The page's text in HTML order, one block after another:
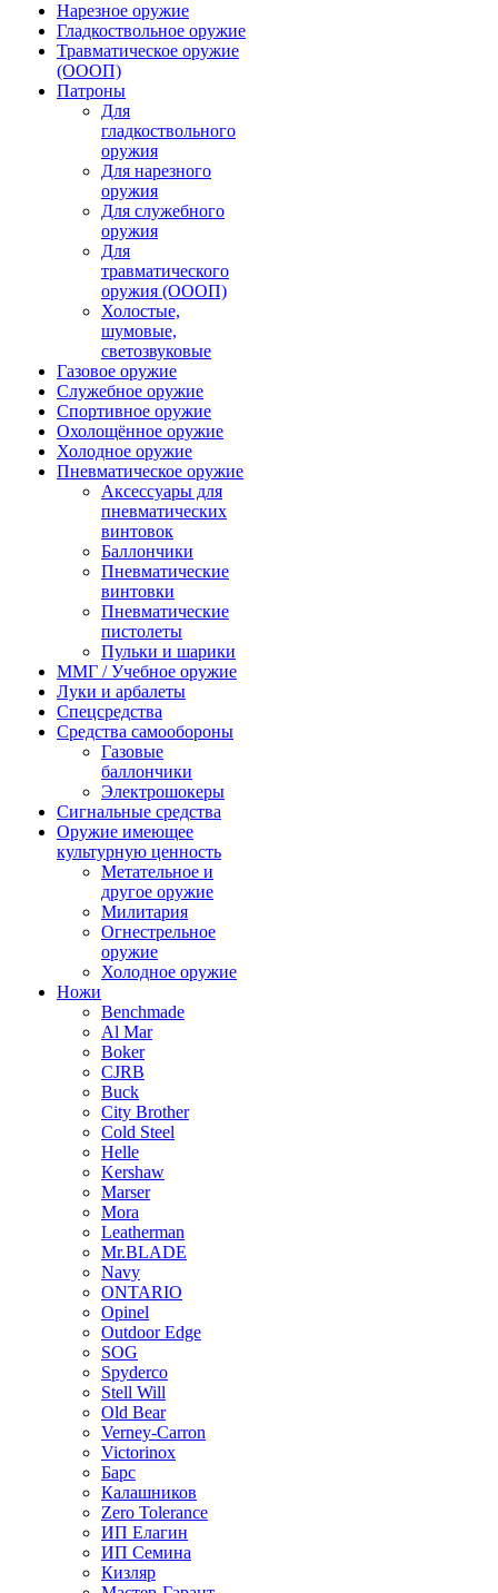
Нарезное оружие
Гладкоствольное оружие
Травматическое оружие
(ОООП)
Патроны
Для
гладкоствольного
оружия
Для нарезного
оружия
Для служебного
оружия
Для
травматического
оружия (ОООП)
Холостые,
шумовые,
светозвуковые
Газовое оружие
Служебное оружие
Спортивное оружие
Охолощённое оружие
Холодное оружие
Пневматическое оружие
Аксессуары для
пневматических
винтовок
Баллончики
Пневматические
винтовки
Пневматические
пистолеты
Пульки и шарики
ММГ / Учебное оружие
Луки и арбалеты
Спецсредства
Средства самообороны
Газовые
баллончики
Электрошокеры
Сигнальные средства
Оружие имеющее
культурную ценность
Метательное и
другое оружие
Милитария
Огнестрельное
оружие
Холодное оружие
Ножи
Benchmade
Al Mar
Boker
CJRB
Buck
City Brother
Cold Steel
Helle
Kershaw
Marser
Mora
Leatherman
Mr.BLADE
Navy
ONTARIO
Opinel
Outdoor Edge
SOG
Spyderco
Stell Will
Old Bear
Verney-Carron
Victorinox
Барс
Калашников
Zero Tolerance
ИП Елагин
ИП Семина
Кизляр